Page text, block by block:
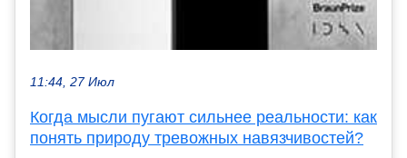
11:44, 27 Июл
Когда мысли пугают сильнее реальности: как
понять природу тревожных навязчивостей?